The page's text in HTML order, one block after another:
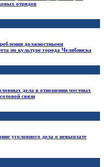
отрядов
должностными
по культуре города Челябинска
дела в отношении местных
связи
уголовного дела о невыплате